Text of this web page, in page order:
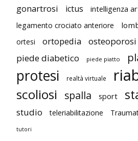
gonartrosi ictus intelligenza
legamento crociato anteriore
ortesi
ortopedia osteoporosi
piede diabetico piede piatto
protesi realtà virtuale
scoliosi spalla sport
studio teleriabilitazione
tutori